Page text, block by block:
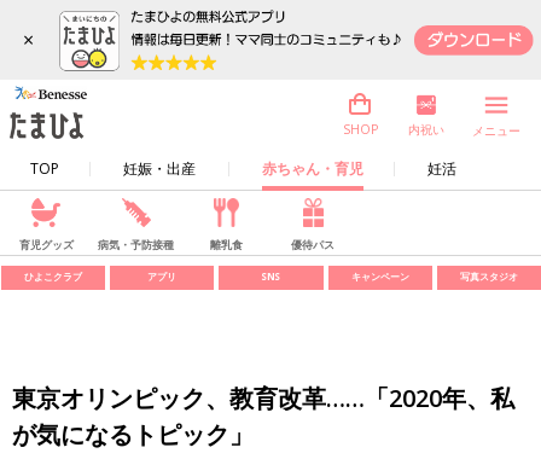
×
TOP 妊娠・出産 赤ちゃん・育児 妊活
SHOP 内祝い メニュー
育児グッズ 病気・予防接種 離乳食 優待パス
ひよこクラブ アプリ SNS キャンペーン 写真スタジオ
東京オリンピック、教育改革……「2020年、私
が気になるトピック」